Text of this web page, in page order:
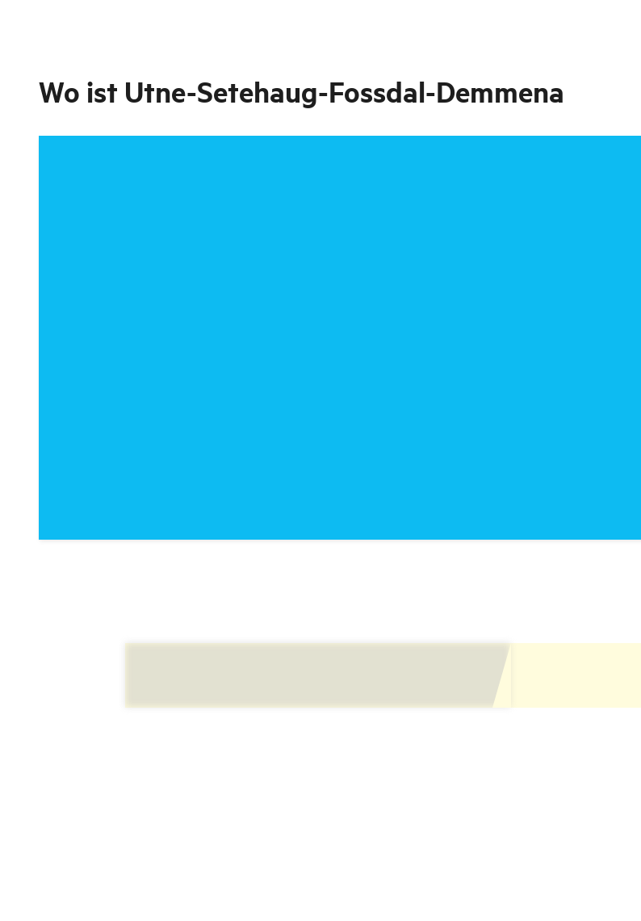
Wo ist Utne-Setehaug-Fossdal-Demmena